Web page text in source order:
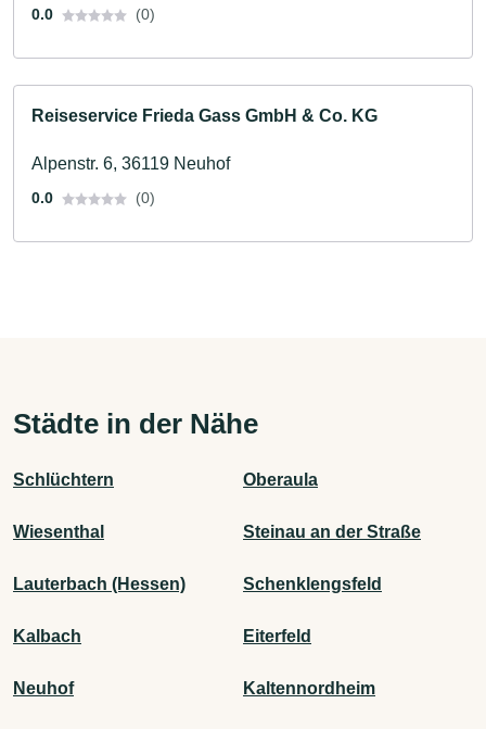
0.0 (0)
Reiseservice Frieda Gass GmbH & Co. KG
Alpenstr. 6, 36119 Neuhof
0.0 (0)
Städte in der Nähe
Schlüchtern Oberaula
Wiesenthal Steinau an der Straße
Lauterbach (Hessen) Schenklengsfeld
Kalbach Eiterfeld
Neuhof Kaltennordheim